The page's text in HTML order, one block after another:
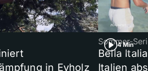
in Eyholz
4 Min
Sommer-
Bella
Italien